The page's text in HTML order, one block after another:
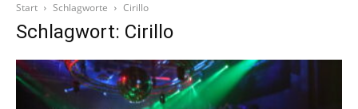
Start
Schlagworte Cirillo
Schlagwort: Cirillo